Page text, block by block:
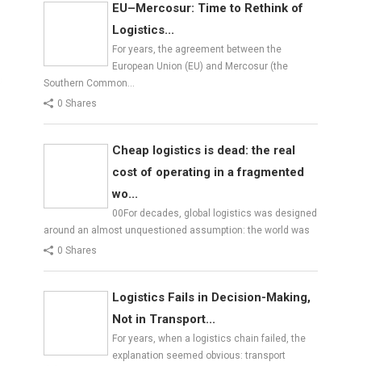
EU–Mercosur: Time to Rethink of
Logistics...
For years, the agreement between the
European Union (EU) and Mercosur (the
Southern Common…
0 Shares
Cheap logistics is dead: the real
cost of operating in a fragmented
wo...
00For decades, global logistics was designed
around an almost unquestioned assumption: the world was
0 Shares
Logistics Fails in Decision-Making,
Not in Transport...
For years, when a logistics chain failed, the
explanation seemed obvious: transport